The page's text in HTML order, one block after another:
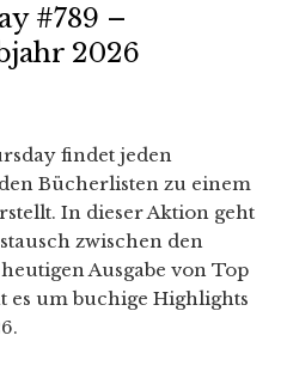
#789 –
2026
findet jeden
Bücherlisten zu einem
In dieser Aktion geht
zwischen den
Ausgabe von Top
es um buchige Highlights